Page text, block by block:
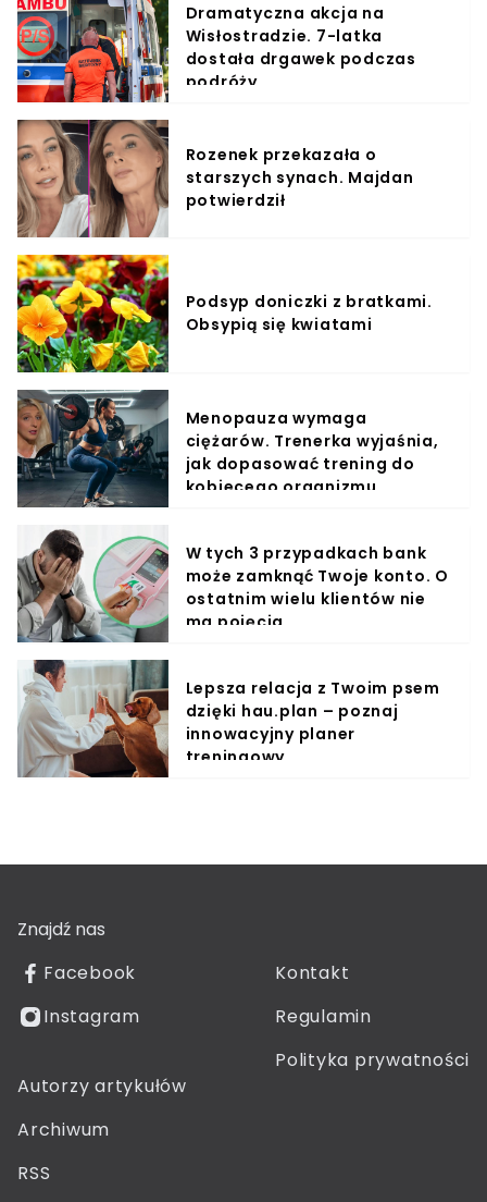
Dramatyczna akcja na
Wisłostradzie. 7-latka
dostała drgawek podczas
podróży
Rozenek przekazała o
starszych synach. Majdan
potwierdził
Podsyp doniczki z bratkami.
Obsypią się kwiatami
Menopauza wymaga
ciężarów. Trenerka wyjaśnia,
jak dopasować trening do
kobiecego organizmu
W tych 3 przypadkach bank
może zamknąć Twoje konto. O
ostatnim wielu klientów nie
ma pojęcia
Lepsza relacja z Twoim psem
dzięki hau.plan – poznaj
innowacyjny planer
treningowy
Znajdź nas
Facebook
Instagram
Kontakt
Regulamin
Polityka prywatności
Autorzy artykułów
Archiwum
RSS